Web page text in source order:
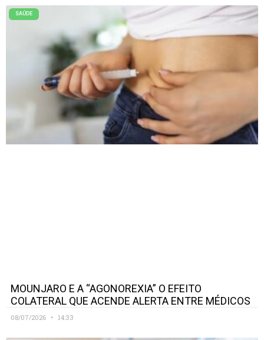
SAÚDE
MOUNJARO E A “AGONOREXIA” O EFEITO
COLATERAL QUE ACENDE ALERTA ENTRE MÉDICOS
08/07/2026 14:33